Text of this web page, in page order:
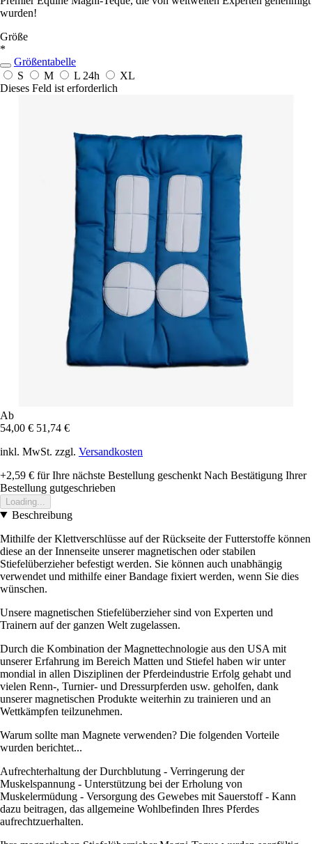
wurden!
Größe
*
Größentabelle
S
M L 24h
XL
Dieses Feld ist erforderlich
Ab
54,00 € 51,74 €
inkl. MwSt. zzgl. Versandkosten
+2,59 € für Ihre nächste Bestellung geschenkt Nach Bestätigung Ihrer
Bestellung gutgeschrieben
Loading...
Beschreibung
Mithilfe der Klettverschlüsse auf der Rückseite der Futterstoffe können
diese an der Innenseite unserer magnetischen oder stabilen
Stiefelüberzieher befestigt werden. Sie können auch unabhängig
verwendet und mithilfe einer Bandage fixiert werden, wenn Sie dies
wünschen.
Unsere magnetischen Stiefelüberzieher sind von Experten und
Trainern auf der ganzen Welt zugelassen.
Durch die Kombination der Magnettechnologie aus den USA mit
unserer Erfahrung im Bereich Matten und Stiefel haben wir unter
mondial in allen Disziplinen der Pferdeindustrie Erfolg gehabt und
vielen Renn-, Turnier- und Dressurpferden usw. geholfen, dank
unserer magnetischen Produkte weiterhin zu trainieren und an
Wettkämpfen teilzunehmen.
Warum sollte man Magnete verwenden? Die folgenden Vorteile
wurden berichtet...
Aufrechterhaltung der Durchblutung - Verringerung der
Muskelspannung - Unterstützung bei der Erholung von
Muskelermüdung - Versorgung des Gewebes mit Sauerstoff - Kann
dazu beitragen, das allgemeine Wohlbefinden Ihres Pferdes
aufrechtzuerhalten.